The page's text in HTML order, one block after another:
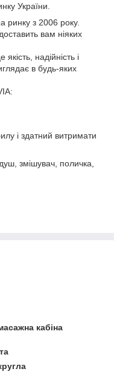
України.
ринку з 2006 року.
вам ніяких
надійність і
в будь-яких
і здатний витримати
змішувач, поличка,
кабіна